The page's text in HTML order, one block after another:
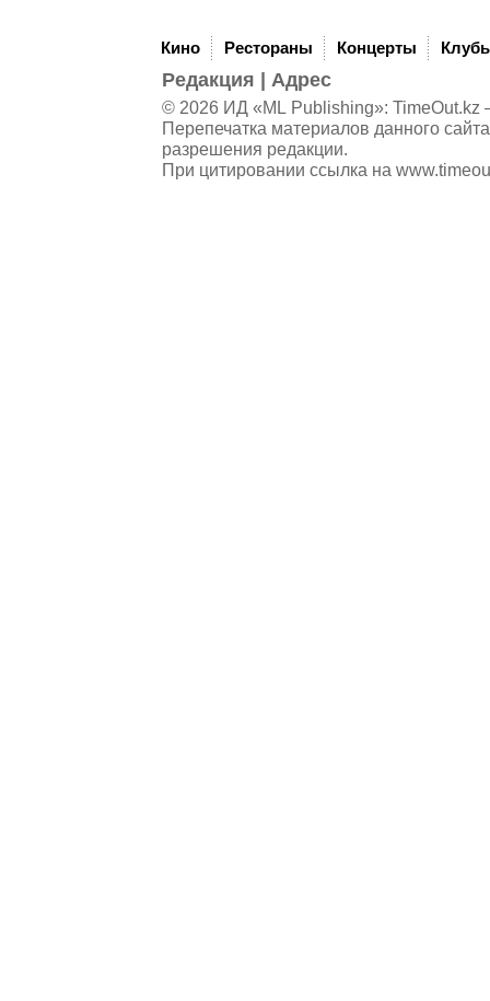
Кино Рестораны Концерты
Редакция Адрес
© 2026 ИД «ML Publishing»: TimeOut.kz
Перепечатка материалов данного
разрешения редакции.
При цитировании ссылка на